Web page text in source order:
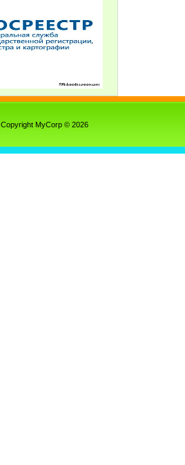
Copyright MyCorp © 2026